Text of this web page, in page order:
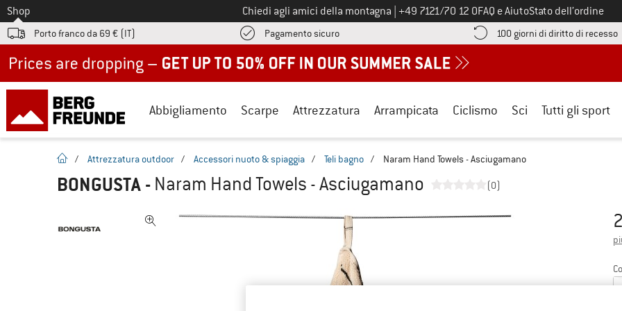
Allo
Shop Chiedi agli amici della montagna Chiamaci al numero
+49 7121/70 12 0FAQ e AiutoStato dell’ordine
Porto franco da 69 € (IT) Pagamento sicuroQui trovi le informazioni di pagamento! Si apre in una casella
100 giorni di diritto di recesso
Abbigliamento Scarpe Attrezzatura Arrampicata Ciclismo Sci Tutti gli sport
pagina iniziale
/ Attrezzatura outdoor / Accessori nuoto & spiaggia / Teli bagno / Naram Hand Towels - Asciugamano
BONGUSTA - Naram Hand Towels - Asciugamano (0)